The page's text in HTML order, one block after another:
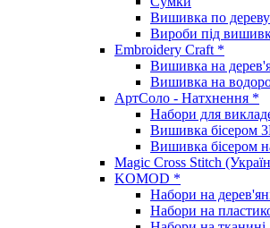
Вишивка по дереву
Вироби під
Embroidery Craft *
Вишивка на
Вишивка на
АртСоло - Натхнення *
Набори для
Вишивка бісером
Вишивка бісером
Magic Cross Stitch
KOMOD *
Набори на
Набори на